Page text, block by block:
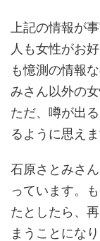
上記の情報が
人も女性がお
も憶測の情報
みさん以外の
ただ、噂が出
るように思えま
石原さとみさ
っています。
たとしたら、
まうことにな